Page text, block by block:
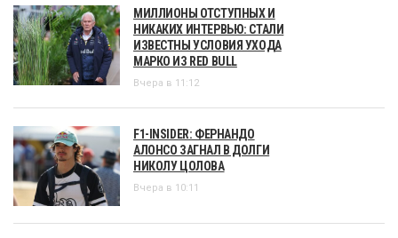
МИЛЛИОНЫ ОТСТУПНЫХ И
НИКАКИХ ИНТЕРВЬЮ: СТАЛИ
ИЗВЕСТНЫ УСЛОВИЯ УХОДА
МАРКО ИЗ RED BULL
Вчера в 11:12
F1-INSIDER: ФЕРНАНДО
АЛОНСО ЗАГНАЛ В ДОЛГИ
НИКОЛУ ЦОЛОВА
Вчера в 10:11